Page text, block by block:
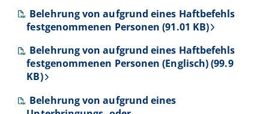
Belehrung von aufgrund eines Haftbefehls
festgenommenen Personen (91.01 KB)
Belehrung von aufgrund eines Haftbefehls
festgenommenen Personen (Englisch) (99.9
KB)
Belehrung von aufgrund eines